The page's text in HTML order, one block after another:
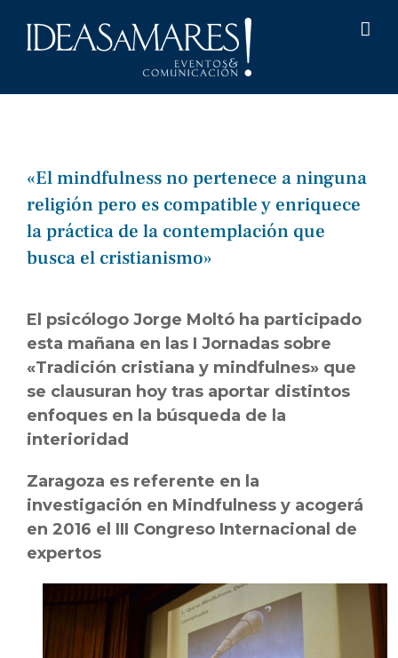
«El mindfulness no pertenece a ninguna
religión pero es compatible y enriquece
la práctica de la contemplación que
busca el cristianismo»
El psicólogo Jorge Moltó ha participado
esta mañana en las I Jornadas sobre
«Tradición cristiana y mindfulnes» que
se clausuran hoy tras aportar distintos
enfoques en la búsqueda de la
interioridad
Zaragoza es referente en la
investigación en Mindfulness y acogerá
en 2016 el III Congreso Internacional de
expertos